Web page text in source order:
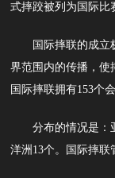
式摔跤被列为国际比
国际摔联的成立极
界范围内的传播，使
国际摔联拥有153个
分布的情况是：亚
洋洲13个。国际摔联